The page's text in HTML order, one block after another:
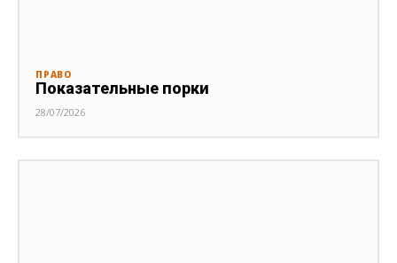
ПРАВО
Показательные порки
28/07/2026